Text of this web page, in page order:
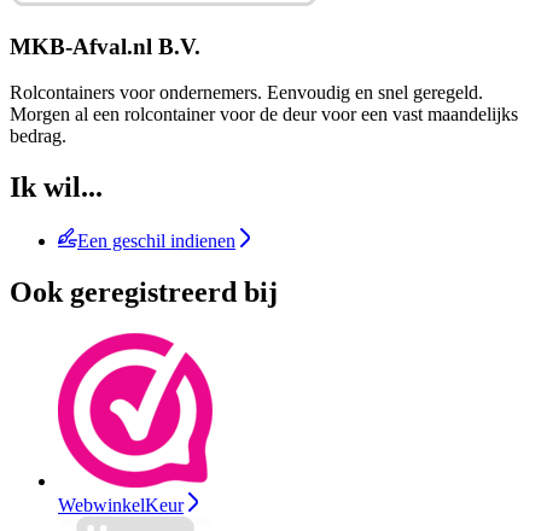
MKB-Afval.nl B.V.
Rolcontainers voor ondernemers. Eenvoudig en snel geregeld.
Morgen al een rolcontainer voor de deur voor een vast maandelijks
bedrag.
Ik wil...
Een geschil indienen
Ook geregistreerd bij
WebwinkelKeur